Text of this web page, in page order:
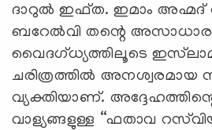
ദാറുൽ ഇഫ്ത. ഇമാം അഹ്മദ്
ബറേൽവി തന്റെ
വൈദഗ്ധ്യത്തിലൂടെ
ചരിത്രത്തിൽ അനശ്വരമായ
വ്യക്തിയാണ്.
വാള്യങ്ങളുള്ള “ഫതാവ